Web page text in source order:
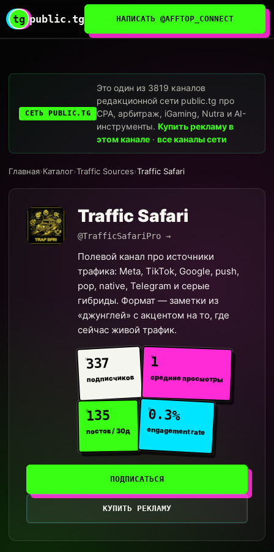
tg public.tg НАПИСАТЬ @AFFTOP_CONNECT
СЕТЬ PUBLIC.TG
Это один из 3819 каналов
редакционной сети public.tg про
CPA, арбитраж, iGaming, Nutra и AI-
инструменты.Купить рекламу в
этом канале ·все каналы сети
Главная›Каталог›Traffic Sources›Traffic Safari
Traffic Safari
@TrafficSafariPro →
Полевой канал про источники
трафика: Meta, TikTok, Google, push,
pop, native, Telegram и серые
гибриды. Формат — заметки из
«джунглей» с акцентом на то, где
сейчас живой трафик.
337
подписчиков
1
средние просмотры
135
постов / 30д
0.3%
engagement rate
ПОДПИСАТЬСЯ
КУПИТЬ РЕКЛАМУ